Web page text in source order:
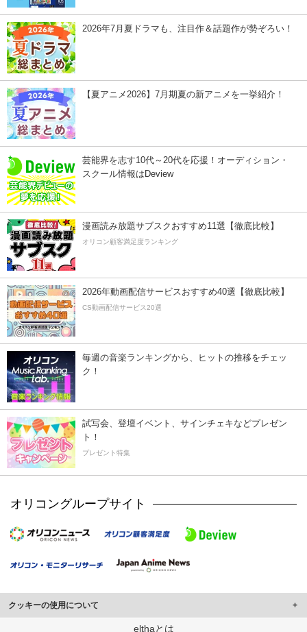
2026年7月夏ドラマも、注目作＆話題作が勢ぞろい！
【夏アニメ2026】7月期夏の新アニメを一挙紹介！
芸能界を志す10代～20代を応援！オーディション・
スクール情報はDeview
漫画読み放題サブスクおすすめ11選【徹底比較】
オリコン顧客満足度ランキング
2026年動画配信サービスおすすめ40選【徹底比較】
CS動画配信サービス20選
毎週の音楽ランキングから、ヒットの推移をチェッ
ク！
試写会、登壇イベント、サインチェキなどプレゼン
ト！
プレゼント特集
オリコングループサイト
クッキーの使用について
このサイトでは Cookie を使用して、ユーザーに合わせたコンテンツや広告の
elthaとは